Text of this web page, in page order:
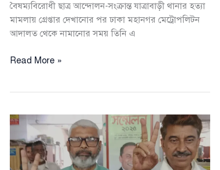
বৈষম্যবিরোধী ছাত্র আন্দোলন-সংক্রান্ত যাত্রাবাড়ী থানার হত্যা
মামলায় গ্রেপ্তার দেখানোর পর ঢাকা মহানগর মেট্রোপলিটন
আদালত থেকে নামানোর সময় তিনি এ
কারাগারে
নিরাপদে
আছি,
আদালতে
শাজাহান
Read More »